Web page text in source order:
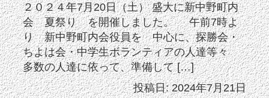
２０２４年7月20日（土） 盛大に新中野町内
会 夏祭り を開催しました。 午前7時よ
り 新中野町内会役員を 中心に、探勝会・
ちよは会・中学生ボランティアの人達等々
多数の人達に依って、準備して […]
投稿日: 2024年7月21日